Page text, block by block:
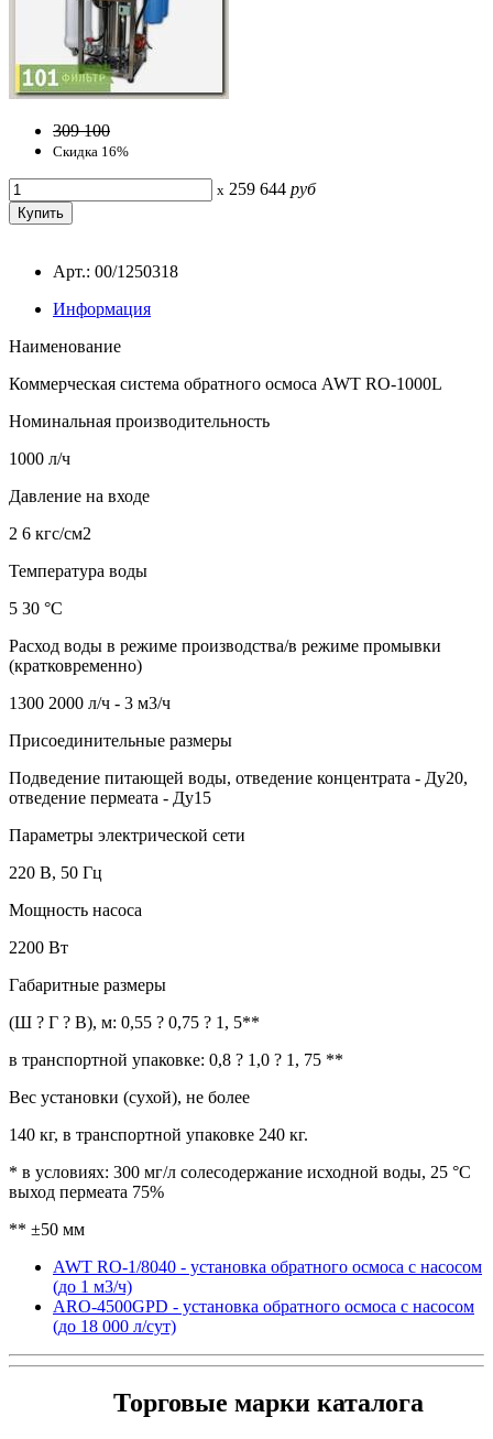
309 100
Скидка 16%
x 259 644 руб
Арт.: 00/1250318
Информация
Наименование
Коммерческая система обратного осмоса AWT RO-1000L
Номинальная производительность
1000 л/ч
Давление на входе
2 6 кгс/см2
Температура воды
5 30 °C
Расход воды в режиме производства/в режиме промывки
(кратковременно)
1300 2000 л/ч - 3 м3/ч
Присоединительные размеры
Подведение питающей воды, отведение концентрата - Ду20,
отведение пермеата - Ду15
Параметры электрической сети
220 В, 50 Гц
Мощность насоса
2200 Вт
Габаритные размеры
(Ш ? Г ? В), м: 0,55 ? 0,75 ? 1, 5**
в транспортной упаковке: 0,8 ? 1,0 ? 1, 75 **
Вес установки (сухой), не более
140 кг, в транспортной упаковке 240 кг.
* в условиях: 300 мг/л солесодержание исходной воды, 25 °С
выход пермеата 75%
** ±50 мм
AWT RO-1/8040 - установка обратного осмоса с насосом
(до 1 м3/ч)
ARO-4500GPD - установка обратного осмоса с насосом
(до 18 000 л/сут)
Торговые марки каталога